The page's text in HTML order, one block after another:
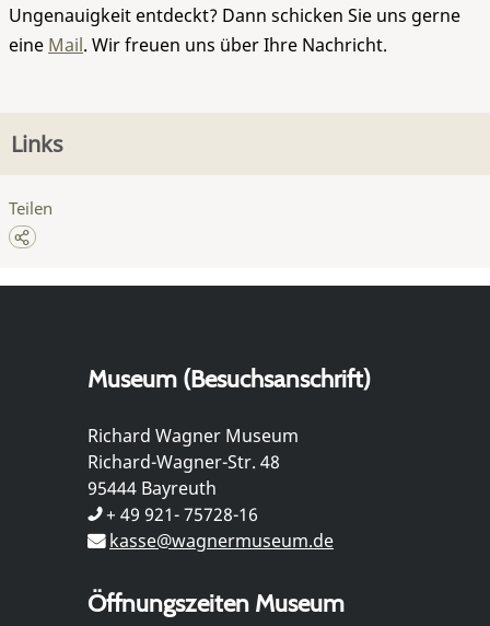
Ungenauigkeit entdeckt? Dann schicken Sie uns gerne
eine Mail. Wir freuen uns über Ihre Nachricht.
Links
Teilen
Museum (Besuchsanschrift)
Richard Wagner Museum
Richard-Wagner-Str. 48
95444 Bayreuth
+ 49 921- 75728-16
kasse@wagnermuseum.de
Öffnungszeiten Museum